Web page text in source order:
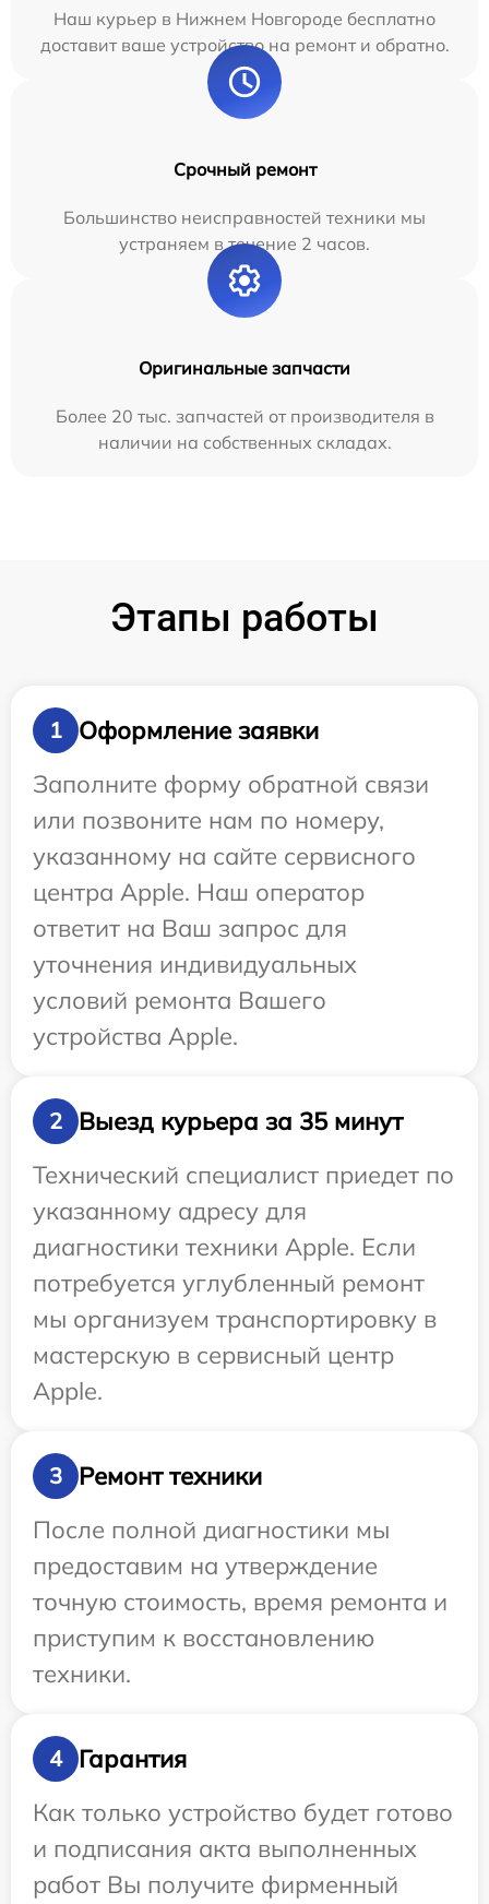
Наш курьер в Нижнем Новгороде бесплатно
доставит ваше устройство на ремонт и обратно.
Срочный ремонт
Большинство неисправностей техники мы
устраняем в течение 2 часов.
Оригинальные запчасти
Более 20 тыс. запчастей от производителя в
наличии на собственных складах.
Этапы работы
1
Оформление заявки
Заполните форму обратной связи
или позвоните нам по номеру,
указанному на сайте сервисного
центра Apple. Наш оператор
ответит на Ваш запрос для
уточнения индивидуальных
условий ремонта Вашего
устройства Apple.
2
Выезд курьера за 35 минут
Технический специалист приедет по
указанному адресу для
диагностики техники Apple. Если
потребуется углубленный ремонт
мы организуем транспортировку в
мастерскую в сервисный центр
Apple.
3
Ремонт техники
После полной диагностики мы
предоставим на утверждение
точную стоимость, время ремонта и
приступим к восстановлению
техники.
4
Гарантия
Как только устройство будет готово
и подписания акта выполненных
работ Вы получите фирменный